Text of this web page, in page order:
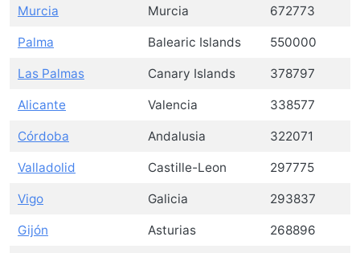
Murcia Murcia 672773
Palma Balearic Islands 550000
Las Palmas Canary Islands 378797
Alicante Valencia 338577
Córdoba Andalusia 322071
Valladolid Castille-Leon 297775
Vigo Galicia 293837
Gijón Asturias 268896